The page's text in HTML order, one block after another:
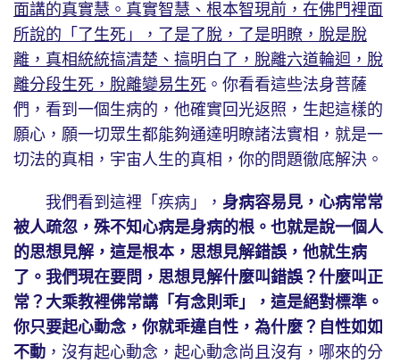
面講的真實慧。真實智慧、根本智現前，在佛門裡面
所說的「了生死」，了是了脫，了是明瞭，脫是脫
離，真相統統搞清楚、搞明白了，脫離六道輪迴，脫
離分段生死，脫離變易生死 。你看看這些法身菩薩
們，看到一個生病的，他確實回光返照，生起這樣的
願心，願一切眾生都能夠通達明瞭諸法實相，就是一
切法的真相，宇宙人生的真相，你的問題徹底解決。
我們看到這裡「疾病」， 身病容易見，心病常常
被人疏忽，殊不知心病是身病的根。也就是說一個人
的思想見解，這是根本，思想見解錯誤，他就生病
了。我們現在要問，思想見解什麼叫錯誤？什麼叫正
常？大乘教裡佛常講「有念則乖」，這是絕對標準。
你只要起心動念，你就乖違自性，為什麼？自性如如
不動 ，沒有起心動念，起心動念尚且沒有，哪來的分